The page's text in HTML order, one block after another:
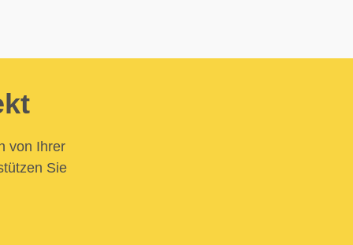
von Ihrer
Sie